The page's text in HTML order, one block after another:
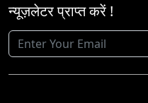
न्यूज़लेटर प्राप्त करें !